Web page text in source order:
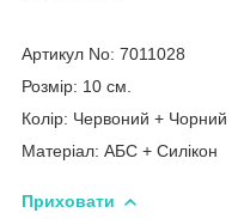
Артикул No: 7011028
Розмір: 10 см.
Колір: Червоний + Чорний
Матеріал: АБС + Силікон
Приховати